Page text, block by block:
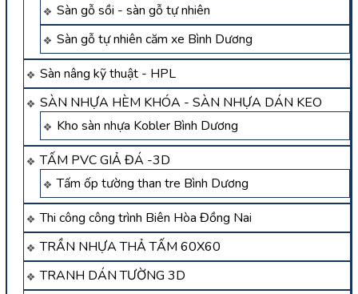
Sàn gỗ sồi - sàn gỗ tự nhiên
Sàn gỗ tự nhiên căm xe Bình Dương
Sàn nâng kỹ thuật - HPL
SÀN NHỰA HÈM KHÓA - SÀN NHỰA DÁN KEO
Kho sàn nhựa Kobler Bình Dương
TẤM PVC GIẢ ĐÁ -3D
Tấm ốp tường than tre Bình Dương
Thi công công trình Biên Hòa Đồng Nai
TRẦN NHỰA THẢ TẤM 60X60
TRANH DÁN TƯỜNG 3D